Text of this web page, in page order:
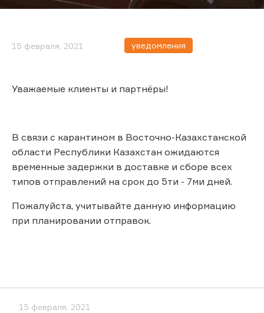
15 февраля, 2021 уведомления
Уважаемые клиенты и партнёры!
В связи с карантином в Восточно-Казахстанской
области Республики Казахстан ожидаются
временные задержки в доставке и сборе всех
типов отправлений на срок до 5ти - 7ми дней.
Пожалуйста, учитывайте данную информацию
при планировании отправок.
15 февраля, 2021